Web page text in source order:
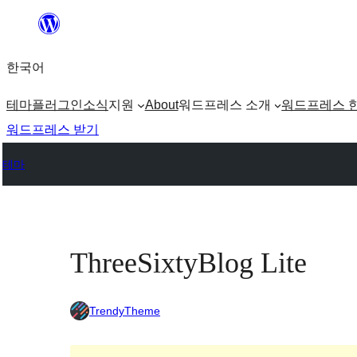
츠
로
가
한국어
테마플러그인소식지원 About워드프레스 소개 워드프레스
워드프레스 받기
테마
ThreeSixtyBlog Lite
TrendyTheme